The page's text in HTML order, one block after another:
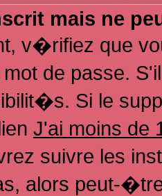
mais ne
v�rifiez que
mot de passe.
Si le
J'ai moins de
suivre les
alors peut-